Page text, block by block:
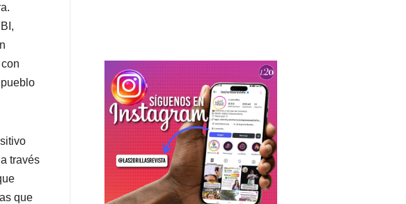
través
que